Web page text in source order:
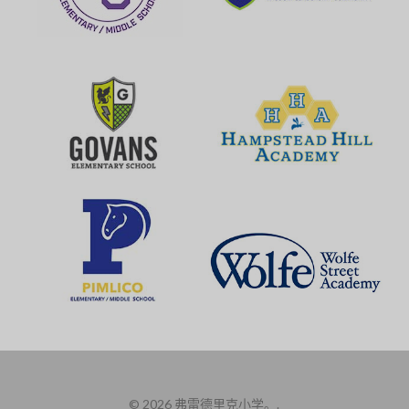
© 2026 弗雷德里克小学。.